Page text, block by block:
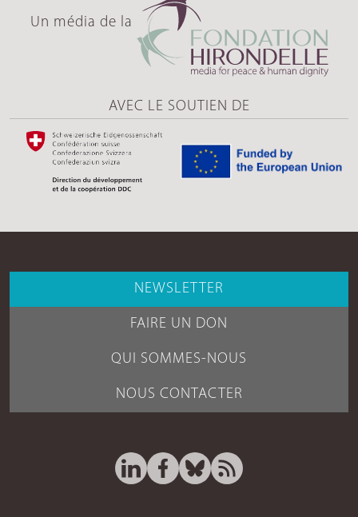
Un média de la
AVEC LE SOUTIEN DE
NEWSLETTER
FAIRE UN DON
QUI SOMMES-NOUS
NOUS CONTACTER